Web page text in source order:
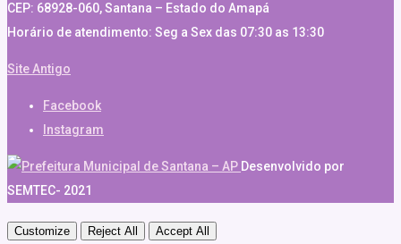
CEP: 68928-060, Santana – Estado do Amapá
Horário de atendimento: Seg a Sex das 07:30 as 13:30
Site Antigo
Facebook
Instagram
Desenvolvido por
SEMTEC- 2021
Customize Reject All Accept All